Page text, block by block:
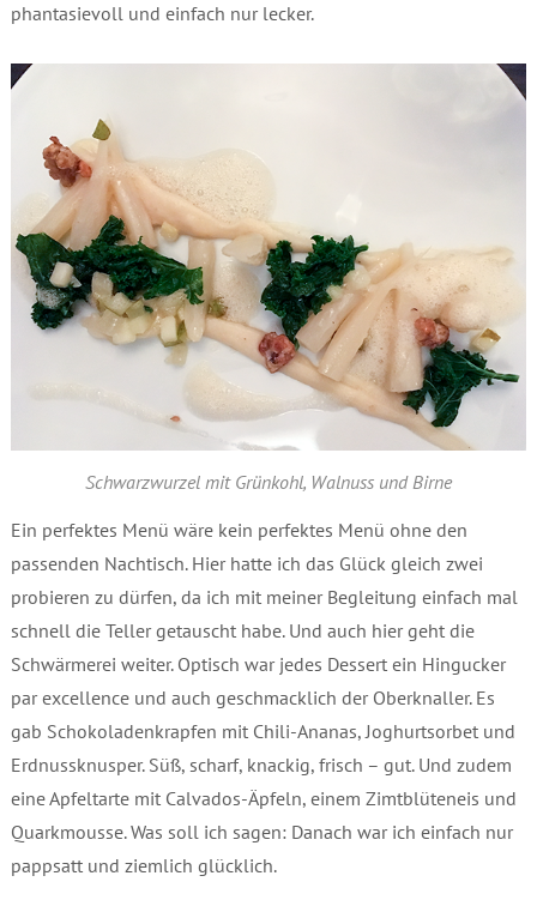
phantasievoll und einfach nur lecker.
Schwarzwurzel mit Grünkohl, Walnuss und Birne
Ein perfektes Menü wäre kein perfektes Menü ohne den
passenden Nachtisch. Hier hatte ich das Glück gleich zwei
probieren zu dürfen, da ich mit meiner Begleitung einfach mal
schnell die Teller getauscht habe. Und auch hier geht die
Schwärmerei weiter. Optisch war jedes Dessert ein Hingucker
par excellence und auch geschmacklich der Oberknaller. Es
gab Schokoladenkrapfen mit Chili-Ananas, Joghurtsorbet und
Erdnussknusper. Süß, scharf, knackig, frisch – gut. Und zudem
eine Apfeltarte mit Calvados-Äpfeln, einem Zimtblüteneis und
Quarkmousse. Was soll ich sagen: Danach war ich einfach nur
pappsatt und ziemlich glücklich.